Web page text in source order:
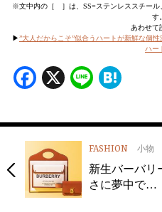
※文中内の［ ］は、SS=ステンレススチール
す。
あわせて
▶︎”大人だからこそ”似合うハートが新鮮な個
ハー
Facebook
X Line
FASHION 小物
新生バーバリ
さに夢中で…